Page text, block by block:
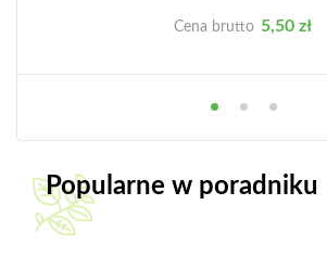
Cena brutto Cena
5,50 zł
Popularne w poradniku